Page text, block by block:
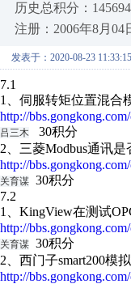
历史总积分：145694
注册：2006年8月04
发表于：2020-08-23 11:33:15
7.1
1、伺服转矩位置混合
http://
吕三木
30积分
2、三菱Modbus通讯
http://
关育谋 30积分
7.2
1、KingView在测试
http://
关育谋 30积分
2、西门子smart200模
http://